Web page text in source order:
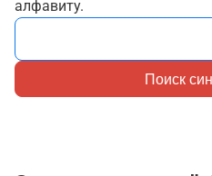
алфавиту.
Поиск